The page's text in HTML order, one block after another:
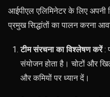
आईपीएल एलिमिनेटर के लिए अपनी
प्रमुख सिद्धांतों का पालन करना
टीम संरचना का विश्लेषण करें:
संयोजन होता है। चोटों और
और कमियों पर ध्यान दें।